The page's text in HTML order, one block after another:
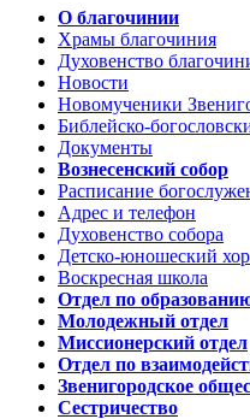
О благочинии
Храмы благочиния
Духовенство
Новости
Новомученики
Библейско-
Документы
Вознесенский собор
Расписание
Адрес и телефон
Духовенство собора
Детско-юношеский
Воскресная школа
Отдел по
Молодежный отдел
Миссионерский отдел
Отдел по
Звенигородское
Сестричество